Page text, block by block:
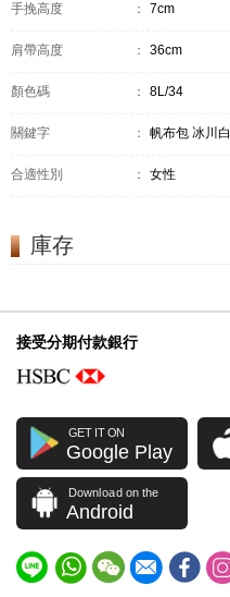
手挽高度 ： 7cm
肩帶高度 ： 36cm
顏色碼 ： 8L/34
關鍵字 ： 帆布包 冰川白
合適性別 ： 女性
庫存
接受分期付款銀行
GET IT ON
Google Play
Download on the
Android